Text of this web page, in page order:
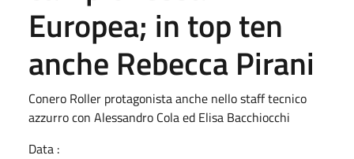
Europea; in top ten
anche Rebecca Pirani
Conero Roller protagonista anche nello staff tecnico
azzurro con Alessandro Cola ed Elisa Bacchiocchi
Data :